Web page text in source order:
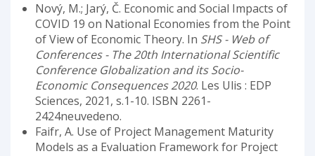
Nový, M.; Jarý, Č. Economic and Social Impacts of
COVID 19 on National Economies from the Point
of View of Economic Theory. In SHS - Web of
Conferences - The 20th International Scientific
Conference Globalization and its Socio-
Economic Consequences 2020. Les Ulis : EDP
Sciences, 2021, s.1-10. ISBN 2261-
2424neuvedeno.
Faifr, A. Use of Project Management Maturity
Models as a Evaluation Framework for Project